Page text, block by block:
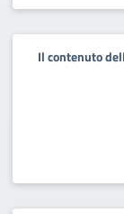
Il contenuto